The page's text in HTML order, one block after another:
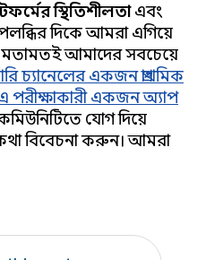
স্থিতিশীলতাএবং
দিকে আমরা এগিয়ে
মতামতই আমাদের সবচেয়ে
চ্যানেলের একজন প্রাথমিক
পরীক্ষাকারী একজন অ্যাপ
যোগ দিয়ে
বিবেচনা করুন। আমরা